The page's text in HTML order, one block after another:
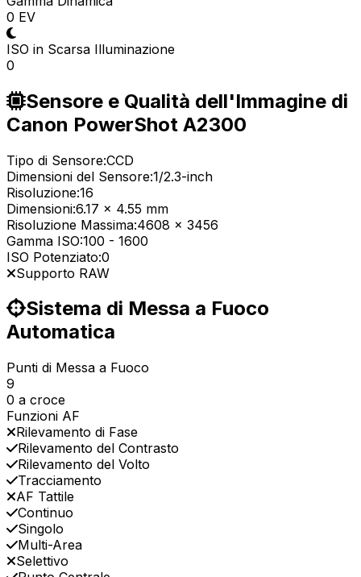
0 EV
ISO in Scarsa Illuminazione
0
Sensore e Qualità dell'Immagine di
Canon PowerShot A2300
Tipo di Sensore:CCD
Dimensioni del Sensore:1/2.3-inch
Risoluzione:16
Dimensioni:6.17 x 4.55 mm
Risoluzione Massima:4608 x 3456
Gamma ISO:100 - 1600
ISO Potenziato:0
Supporto RAW
Sistema di Messa a Fuoco
Automatica
Punti di Messa a Fuoco
9
0 a croce
Funzioni AF
Rilevamento di Fase
Rilevamento del Contrasto
Rilevamento del Volto
Tracciamento
AF Tattile
Continuo
Singolo
Multi-Area
Selettivo